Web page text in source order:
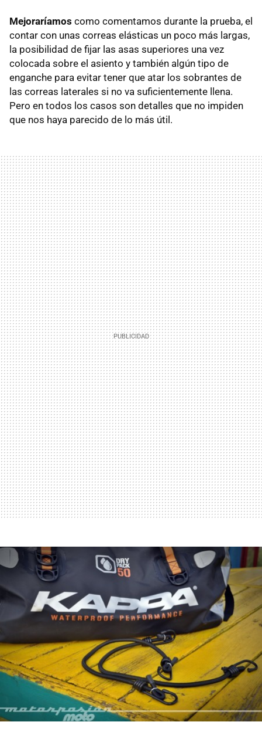
Mejoraríamos como comentamos durante la prueba, el
contar con unas correas elásticas un poco más largas,
la posibilidad de fijar las asas superiores una vez
colocada sobre el asiento y también algún tipo de
enganche para evitar tener que atar los sobrantes de
las correas laterales si no va suficientemente llena.
Pero en todos los casos son detalles que no impiden
que nos haya parecido de lo más útil.